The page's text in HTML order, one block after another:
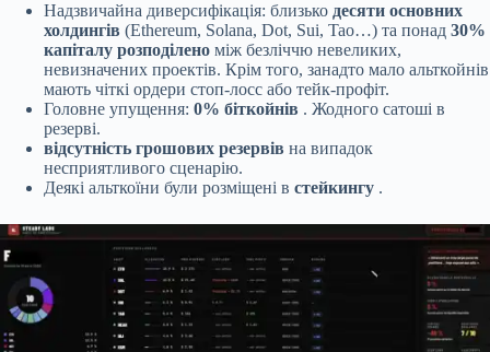
Надзвичайна диверсифікація: близько десяти основних
холдингів (Ethereum, Solana, Dot, Sui, Tao…) та понад 30%
капіталу розподілено між безліччю невеликих,
невизначених проектів. Крім того, занадто мало альткойнів
мають чіткі ордери стоп-лосс або тейк-профіт.
Головне упущення: 0% біткойнів . Жодного сатоші в
резерві.
відсутність грошових резервів на випадок
несприятливого сценарію.
Деякі альткоїни були розміщені в стейкингу .